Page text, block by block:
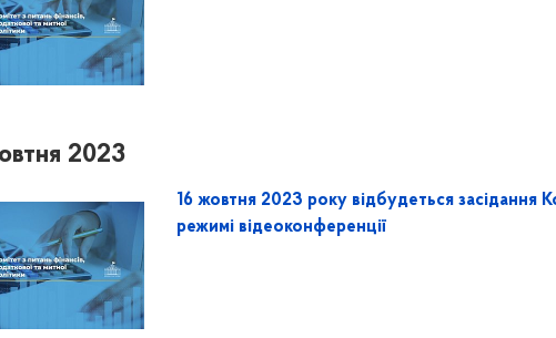
2023
16 жовтня 2023 року відбудеться засідання
режимі відеоконференції